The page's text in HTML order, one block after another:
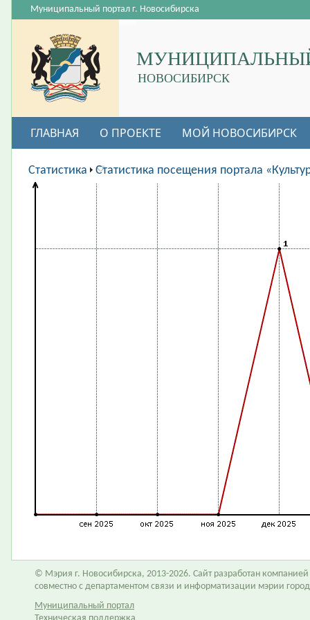
НОВОСИБИРСК
Муниципальный портал г. Новосибирска
ГЛАВНАЯ О ПРОЕКТЕ МОЙ НОВОСИБИРСК
ВАКАНСИИ
Статистика Статистика посещения портала
© Мэрия г. Новосибирска, 2013-2026. Сайт разработан компанией
совместно с департаментом связи и информатизации мэрии
Муниципальный портал